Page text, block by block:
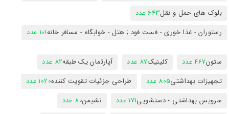
بلوک های حمل و نقل643 عدد
رستوران - غذا خوری - فست فود ; هتل - خوابگاه - مسافر خانه101 عدد
ستون467 عدد کلینیک87 عدد آپارتمان یک طبقه82 عدد
تجهیزات بهداشتی805 عدد طراحی جزئیات تقویت کننده1020 عدد
سرویس بهداشتی - دستشویی171 عدد نشیمن80 عدد